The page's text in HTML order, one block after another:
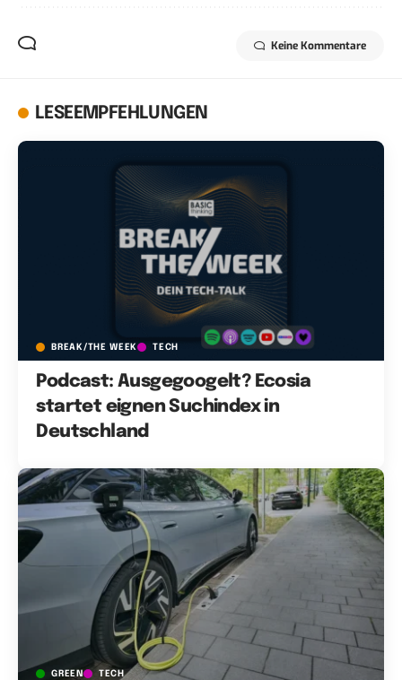
Keine Kommentare
LESEEMPFEHLUNGEN
BREAK/THE WEEK TECH
Podcast: Ausgegoogelt? Ecosia
startet eignen Suchindex in
Deutschland
GREEN TECH